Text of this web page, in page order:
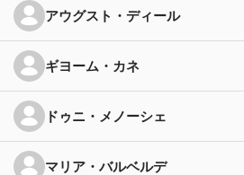
アウグスト・ディール
ギヨーム・カネ
ドゥニ・メノーシェ
マリア・バルベルデ